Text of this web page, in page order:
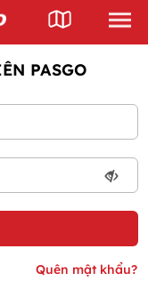
PASGO